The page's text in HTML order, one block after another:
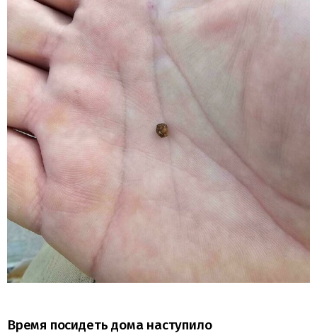
Время посидеть дома наступило